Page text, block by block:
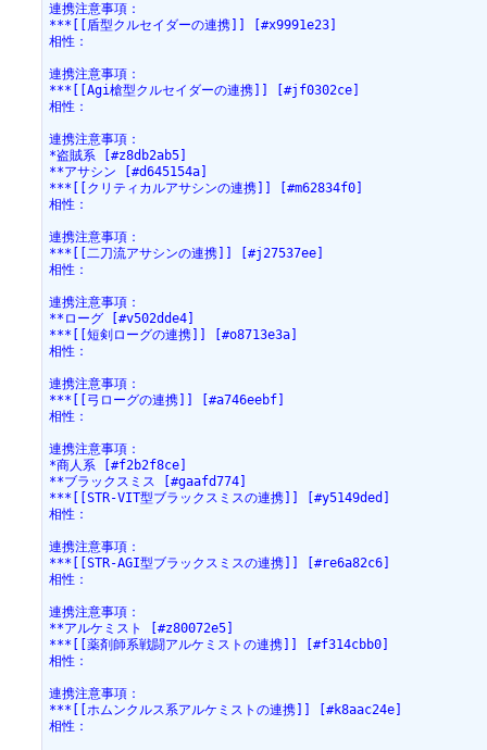
連携注意事項：
***[[盾型クルセイダーの連携]] [#x9991e23]
相性：
連携注意事項：
***[[Agi槍型クルセイダーの連携]] [#jf0302ce]
相性：
連携注意事項：
*盗賊系 [#z8db2ab5]
**アサシン [#d645154a]
***[[クリティカルアサシンの連携]] [#m62834f0]
相性：
連携注意事項：
***[[二刀流アサシンの連携]] [#j27537ee]
相性：
連携注意事項：
**ローグ [#v502dde4]
***[[短剣ローグの連携]] [#o8713e3a]
相性：
連携注意事項：
***[[弓ローグの連携]] [#a746eebf]
相性：
連携注意事項：
*商人系 [#f2b2f8ce]
**ブラックスミス [#gaafd774]
***[[STR-VIT型ブラックスミスの連携]] [#y5149ded]
相性：
連携注意事項：
***[[STR-AGI型ブラックスミスの連携]] [#re6a82c6]
相性：
連携注意事項：
**アルケミスト [#z80072e5]
***[[薬剤師系戦闘アルケミストの連携]] [#f314cbb0]
相性：
連携注意事項：
***[[ホムンクルス系アルケミストの連携]] [#k8aac24e]
相性：